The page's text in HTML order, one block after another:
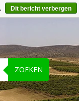
ZOEKEN
Dit bericht verbergen